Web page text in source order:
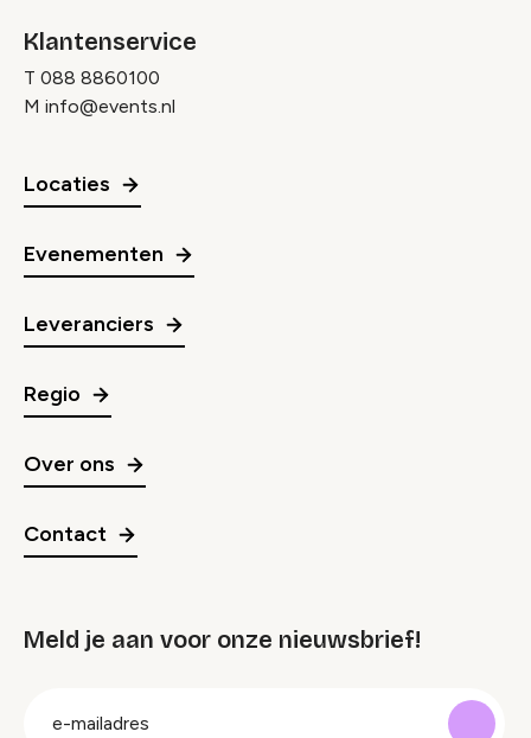
Klantenservice
T 088 8860100
M info@events.nl
Locaties
Evenementen
Leveranciers
Regio
Over ons
Contact
Meld je aan voor onze nieuwsbrief!